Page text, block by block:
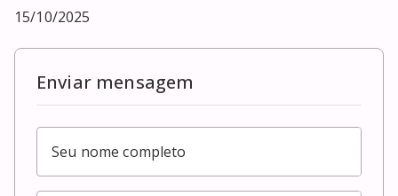
15/10/2025
Enviar mensagem